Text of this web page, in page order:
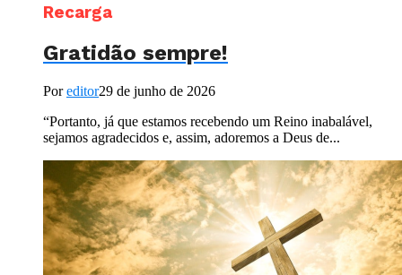
Recarga
Gratidão sempre!
Poreditor29 de junho de 2026
“Portanto, já que estamos recebendo um Reino inabalável,
sejamos agradecidos e, assim, adoremos a Deus de...